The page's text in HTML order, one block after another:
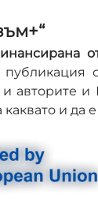
и авторите
каквато и